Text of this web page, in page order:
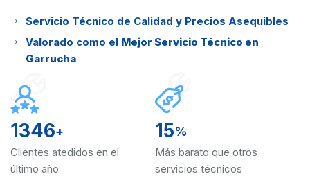
Servicio Técnico de Calidad y Precios Asequibles
Valorado como el Mejor Servicio Técnico en
Garrucha
1346+
Clientes atedidos en el
último año
15%
Más barato que otros
servicios técnicos